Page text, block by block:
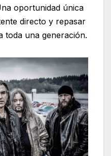
oportunidad única
directo y repasar
toda una generación.